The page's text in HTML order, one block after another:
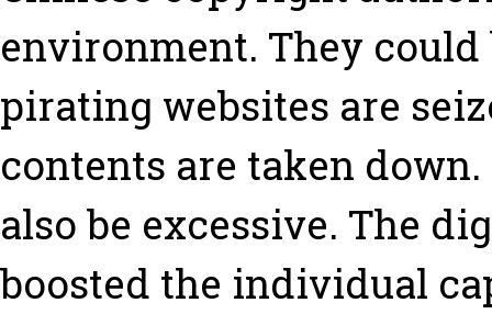
environment. They
pirating websites are
contents are taken
also be excessive. The
boosted the individual